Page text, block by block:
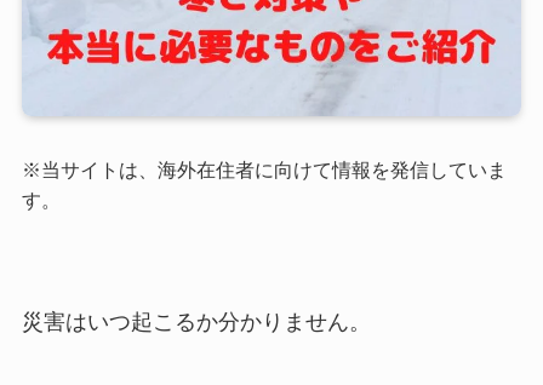
※当サイトは、海外在住者に向けて情報を発信していま
す。
災害はいつ起こるか分かりません。